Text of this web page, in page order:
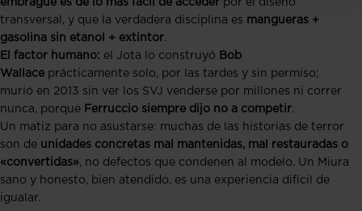
embrague es de lo más fácil de acceder por el diseño
transversal, y que la verdadera disciplina es mangueras +
gasolina sin etanol + extintor.
El factor humano: el Jota lo construyó Bob
Wallace prácticamente solo, por las tardes y sin permiso;
murió en 2013 sin ver los SVJ venderse por millones ni correr
nunca, porque Ferruccio siempre dijo no a competir.
Un matiz para no asustarse: muchas de las historias de terror
son de unidades concretas mal mantenidas, mal restauradas o
«convertidas», no defectos que condenen al modelo. Un Miura
sano y honesto, bien atendido, es una experiencia difícil de
igualar.